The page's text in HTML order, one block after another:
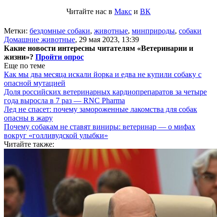
Читайте нас в Макс и ВК
Метки: бездомные собаки, животные, минприроды, собаки
Домашние животные, 29 мая 2023, 13:39
Какие новости интересны читателям «Ветеринарии и
жизни»? Пройти опрос
Еще по теме
Как мы два месяца искали йорка и едва не купили собаку с
опасной мутацией
Доля российских ветеринарных кардиопрепаратов за четыре
года выросла в 7 раз — RNC Pharma
Лед не спасет: почему замороженные лакомства для собак
опасны в жару
Почему собакам не ставят виниры: ветеринар — о мифах
вокруг «голливудской улыбки»
Читайте также: